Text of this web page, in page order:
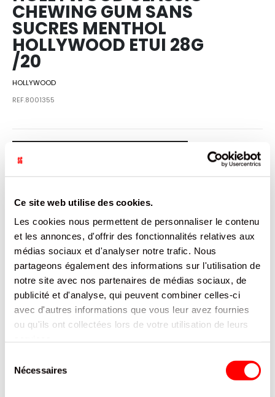
Ce site web utilise des cookies.
Les cookies nous permettent de personnaliser le contenu
et les annonces, d'offrir des fonctionnalités relatives aux
médias sociaux et d'analyser notre trafic. Nous
partageons également des informations sur l'utilisation de
notre site avec nos partenaires de médias sociaux, de
publicité et d'analyse, qui peuvent combiner celles-ci
avec d'autres informations que vous leur avez fournies
ou qu'ils ont collectées lors de votre utilisation de leurs
Nécessaires
CHEWING GUM SANS
SUCRES MENTHOL
HOLLYWOOD ETUI 28G
/20
HOLLYWOOD
REF.8001355
INFORMATION
Retrouvez la gamme Classic d'Hollywood Chewing-gum
avec des arômes naturels ! Son parfum Menthol vous
procure un effet de fraîcheur pour un plaisir assuré !
CARACTÉRISTIQUES
DOCUMENTATION